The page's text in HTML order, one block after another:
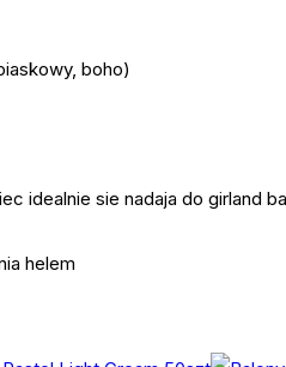
boho)
idealnie sie nadaja do girland
helem